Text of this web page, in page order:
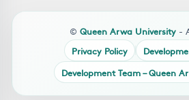
© Queen Arwa University -
Privacy Policy
Development Team – Queen